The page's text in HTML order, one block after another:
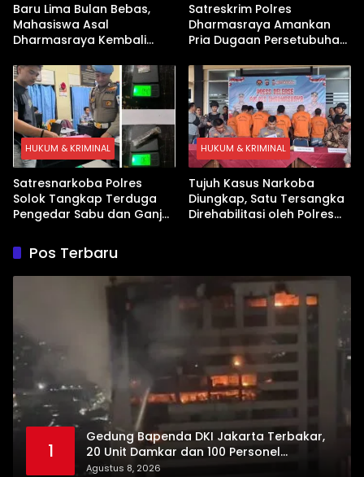
Baru Lima Bulan Bebas,
Mahasiswa Asal
Dharmasraya Kembali
Satreskrim Polres
Dharmasraya Amankan
Pria Dugaan Persetubuhan
HUKUM & KRIMINAL
Satresnarkoba Polres
Solok Tangkap Terduga
Pengedar Sabu dan Ganja
HUKUM & KRIMINAL
Tujuh Kasus Narkoba
Diungkap, Satu Tersangka
Direhabilitasi oleh Polres
Pos Terbaru
1
Gedung Bapenda DKI Jakarta Terbakar,
20 Unit Damkar dan 100 Personel
Dikerahkan
Agustus 8, 2026